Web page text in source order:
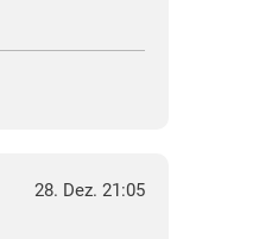
28. Dez. 21:05